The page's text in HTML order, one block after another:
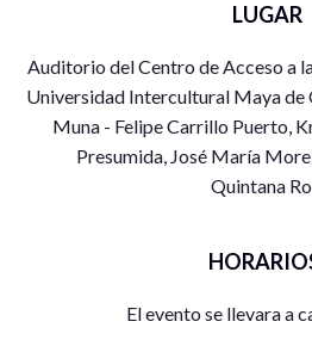
LUGAR
Auditorio del Centro de Acceso a
Universidad Intercultural Maya de
Muna - Felipe Carrillo Puerto,
Presumida, José María
Quintana
El evento se llevara a